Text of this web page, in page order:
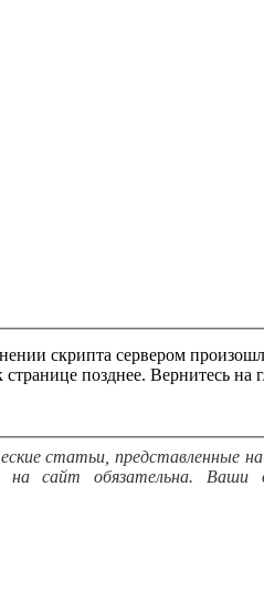
скрипта сервером
Попробуйте обратиться к странице
статьи, представленные
на сайт обязательна.